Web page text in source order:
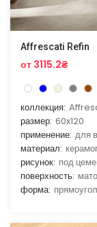
Affrescati Refin
от 3115.2₴
коллекция:
размер: 60x120
применение: для
материал:
рисунок: под
поверхность:
форма: